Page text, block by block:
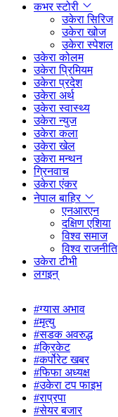
कभर स्टोरी
उकेरा सिरिज
उकेरा खोज
उकेरा स्पेशल
उकेरा कोलम
उकेरा प्रिमियम
उकेरा प्रदेश
उकेरा अर्थ
उकेरा स्वास्थ्य
उकेरा न्युज
उकेरा कला
उकेरा खेल
उकेरा मन्थन
ग्रिनवाच
उकेरा एंकर
नेपाल बाहिर
एनआरएन
दक्षिण एशिया
विश्व समाज
विश्व राजनीति
उकेरा टीभी
लगइन्
#ग्यास अभाव
#मृत्यु
#सडक अवरुद्ध
#क्रिकेट
#कर्पोरेट खबर
#फिफा अध्यक्ष
#उकेरा टप फाइभ
#राप्रपा
#सेयर बजार